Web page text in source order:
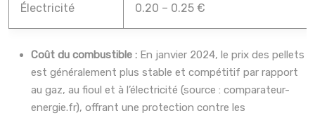
Électricité 0.20 – 0.25 €
Coût du combustible : En janvier 2024, le prix des pellets
est généralement plus stable et compétitif par rapport
au gaz, au fioul et à l’électricité (source : comparateur-
energie.fr), offrant une protection contre les